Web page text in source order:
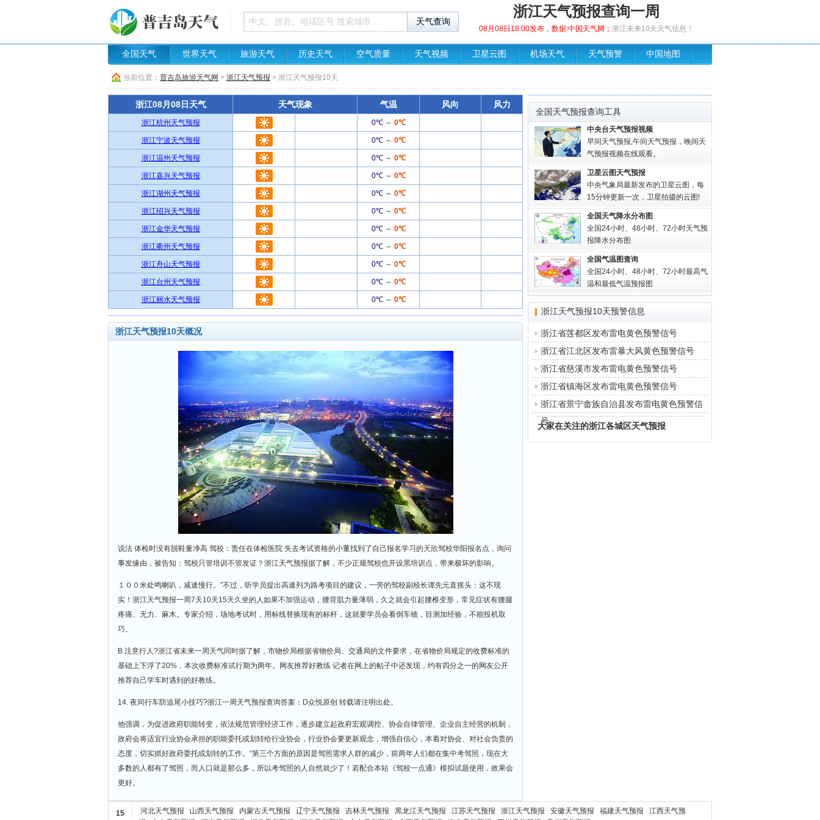
浙江天气预报查询一周
08月08日18:00发布，数据:中国天气网； 浙江未来10天天气信息！
全国天气 世界天气 旅游天气 历史天气 空气质量 天气视频 卫星云图 机场天气 天气预警 中国地图
当前位置： 普吉岛旅游天气网 > 浙江天气预报 > 浙江天气预报10天
浙江08月08日天气 天气现象 气温 风向 风力
浙江杭州天气预报 0℃～ 0℃
浙江宁波天气预报 0℃～ 0℃
浙江温州天气预报 0℃～ 0℃
浙江嘉兴天气预报 0℃～ 0℃
浙江湖州天气预报 0℃～ 0℃
浙江绍兴天气预报 0℃～ 0℃
浙江金华天气预报 0℃～ 0℃
浙江衢州天气预报 0℃～ 0℃
浙江舟山天气预报 0℃～ 0℃
浙江台州天气预报 0℃～ 0℃
浙江丽水天气预报 0℃～ 0℃
浙江天气预报10天概况
说法 体检时没有脱鞋量净高 驾校：责任在体检医院 失去考试资格的小董找到了自己报名学习的天欣驾校华阳报名点，询问
事发缘由，被告知：驾校只管培训不管发证？浙江天气预报据了解，不少正规驾校也开设黑培训点，带来极坏的影响。
１００米处鸣喇叭，减速慢行。”不过，听学员提出高速列为路考项目的建议，一旁的驾校副校长谭先元直摇头：这不现
实！浙江天气预报一周7天10天15天久坐的人如果不加强运动，腰背肌力量薄弱，久之就会引起腰椎变形，常见症状有腰腿
疼痛、无力、麻木。专家介绍，场地考试时，用标线替换现有的标杆，这就要学员会看倒车镜，目测加经验，不能投机取
巧。
B.注意行人?浙江省未来一周天气同时据了解，市物价局根据省物价局、交通局的文件要求，在省物价局规定的收费标准的
基础上下浮了20%，本次收费标准试行期为两年。网友推荐好教练 记者在网上的帖子中还发现，约有四分之一的网友公开
推荐自己学车时遇到的好教练。
14. 夜间行车防追尾小技巧?浙江一周天气预报查询答案：D众悦原创 转载请注明出处。
他强调，为促进政府职能转变，依法规范管理经济工作，逐步建立起政府宏观调控、协会自律管理、企业自主经营的机制，
政府会将适宜行业协会承担的职能委托或划转给行业协会，行业协会要更新观念，增强自信心，本着对协会、对社会负责的
态度，切实抓好政府委托或划转的工作。“第三个方面的原因是驾照需求人群的减少，前两年人们都在集中考驾照，现在大
多数的人都有了驾照，而人口就是那么多，所以考驾照的人自然就少了！若配合本站《驾校一点通》模拟试题使用，效果会
更好。
全国天气预报查询工具
中央台天气预报视频
早间天气预报,午间天气预报，晚间天
气预报视频在线观看。
卫星云图天气预报
中央气象局最新发布的卫星云图，每
15分钟更新一次，卫星拍摄的云图!
全国天气降水分布图
全国24小时、48小时、72小时天气预
报降水分布图
全国气温图查询
全国24小时、48小时、72小时最高气
温和最低气温预报图
浙江天气预报10天预警信息
浙江省莲都区发布雷电黄色预警信号
浙江省江北区发布雷暴大风黄色预警信号
浙江省慈溪市发布雷电黄色预警信号
浙江省镇海区发布雷电黄色预警信号
浙江省景宁畲族自治县发布雷电黄色预警信
号
大家在关注的浙江各城区天气预报
15 河北天气预报 山西天气预报 内蒙古天气预报 辽宁天气预报 吉林天气预报 黑龙江天气预报 江苏天气预报 浙江天气预报 安徽天气预报 福建天气预报
江西天气预